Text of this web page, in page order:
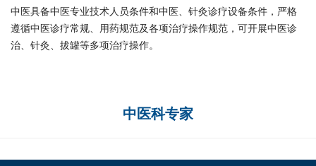
中医具备中医专业技术人员条件和中医、针灸诊疗设备条件，严格
遵循中医诊疗常规、用药规范及各项治疗操作规范，可开展中医诊
治、针灸、拔罐等多项治疗操作。
中医科专家